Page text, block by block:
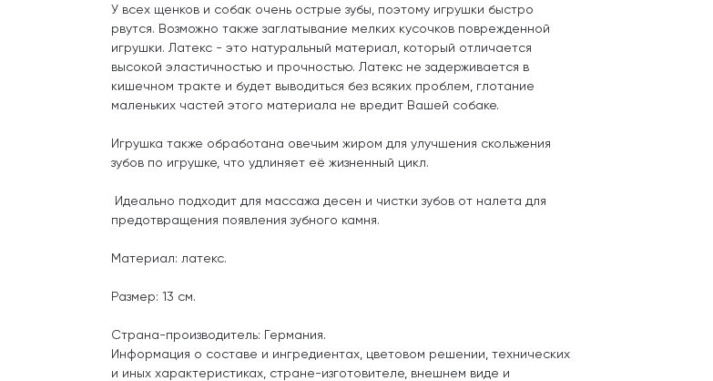
У всех щенков и собак очень острые зубы, поэтому игрушки быстро
рвутся. Возможно также заглатывание мелких кусочков поврежденной
игрушки. Латекс - это натуральный материал, который отличается
высокой эластичностью и прочностью. Латекс не задерживается в
кишечном тракте и будет выводиться без всяких проблем, глотание
маленьких частей этого материала не вредит Вашей собаке.
Игрушка также обработана овечьим жиром для улучшения скольжения
зубов по игрушке, что удлиняет её жизненный цикл.
Идеально подходит для массажа десен и чистки зубов от налета для
предотвращения появления зубного камня.
Материал: латекс.
Размер: 13 см.
Страна-производитель: Германия.
Информация о составе и ингредиентах, цветовом решении, технических
и иных характеристиках, стране-изготовителе, внешнем виде и